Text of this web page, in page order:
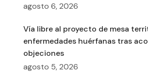
agosto 6, 2026
Vía libre al proyecto de mesa
enfermedades huérfanas tras
objeciones
agosto 5, 2026